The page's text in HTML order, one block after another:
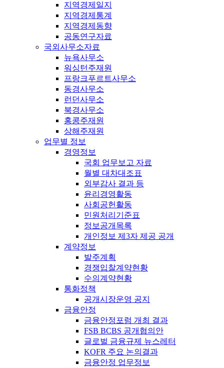
지역경제일지
지역경제통계
지역경제동향
공동연구자료
국외사무소자료
뉴욕사무소
워싱턴주재원
프랑크푸르트사무소
동경사무소
런던사무소
북경사무소
홍콩주재원
상해주재원
업무별 정보
경영정보
국회 업무보고 자료
월별 대차대조표
외부감사 결과 등
윤리경영활동
사회공헌활동
민원처리기준표
정보공개목록
개인정보 제3자 제공 공개
계약정보
발주계획
경쟁입찰계약현황
수의계약현황
통화정책
공개시장운영 공지
금융안정
금융안정포럼 개최 결과
FSB BCBS 공개협의안
글로벌 금융규제 뉴스레터
KOFR 주요 논의결과
금융안정 업무정보